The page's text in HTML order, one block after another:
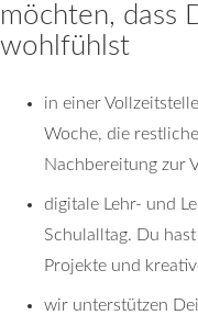
möchten, dass
wohlfühlst
in einer
Woche, die
Nachbereitung zur
digitale Lehr- und
Schulalltag. Du
Projekte und
wir unterstützen